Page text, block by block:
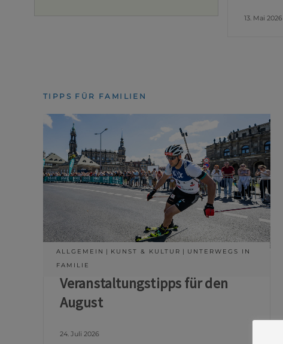
13. Mai 2026
TIPPS FÜR FAMILIEN
ALLGEMEIN KUNST & KULTUR
UNTERWEGS IN
FAMILIE
Veranstaltungstipps für den
August
24. Juli 2026